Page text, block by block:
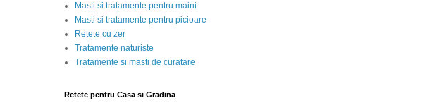
Masti si tratamente pentru maini
Masti si tratamente pentru picioare
Retete cu zer
Tratamente naturiste
Tratamente si masti de curatare
Retete pentru Casa si Gradina